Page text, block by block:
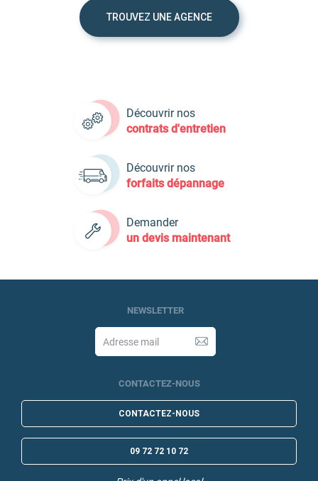
TROUVEZ UNE AGENCE
Découvrir nos
contrats d'entretien
Découvrir nos
forfaits dépannage
Demander
un devis maintenant
NEWSLETTER
CONTACTEZ-NOUS
CONTACTEZ-NOUS
09 72 72 10 72